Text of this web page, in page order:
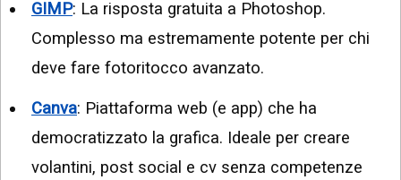
GIMP: La risposta gratuita a Photoshop.
Complesso ma estremamente potente per chi
deve fare fotoritocco avanzato.
Canva: Piattaforma web (e app) che ha
democratizzato la grafica. Ideale per creare
volantini, post social e cv senza competenze